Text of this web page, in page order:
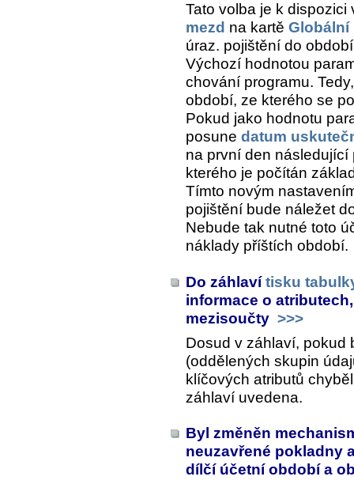
Tato volba je k dispozici
mezd na kartě Globální
úraz. pojištění do
Výchozí hodnotou
chování programu.
období, ze kterého se
Pokud jako hodnotu
posune datum
na první den
kterého je počítán
Tímto novým
pojištění bude náležet
Nebude tak nutné toto
náklady příštích období.
Do záhlavítisku
informace o
mezisoučty >>>
Dosud v záhlaví, pokud
(oddělených skupin
klíčových atributů
záhlaví uvedena.
Byl změněn
neuzavřené pokladny
dílčí účetní období a